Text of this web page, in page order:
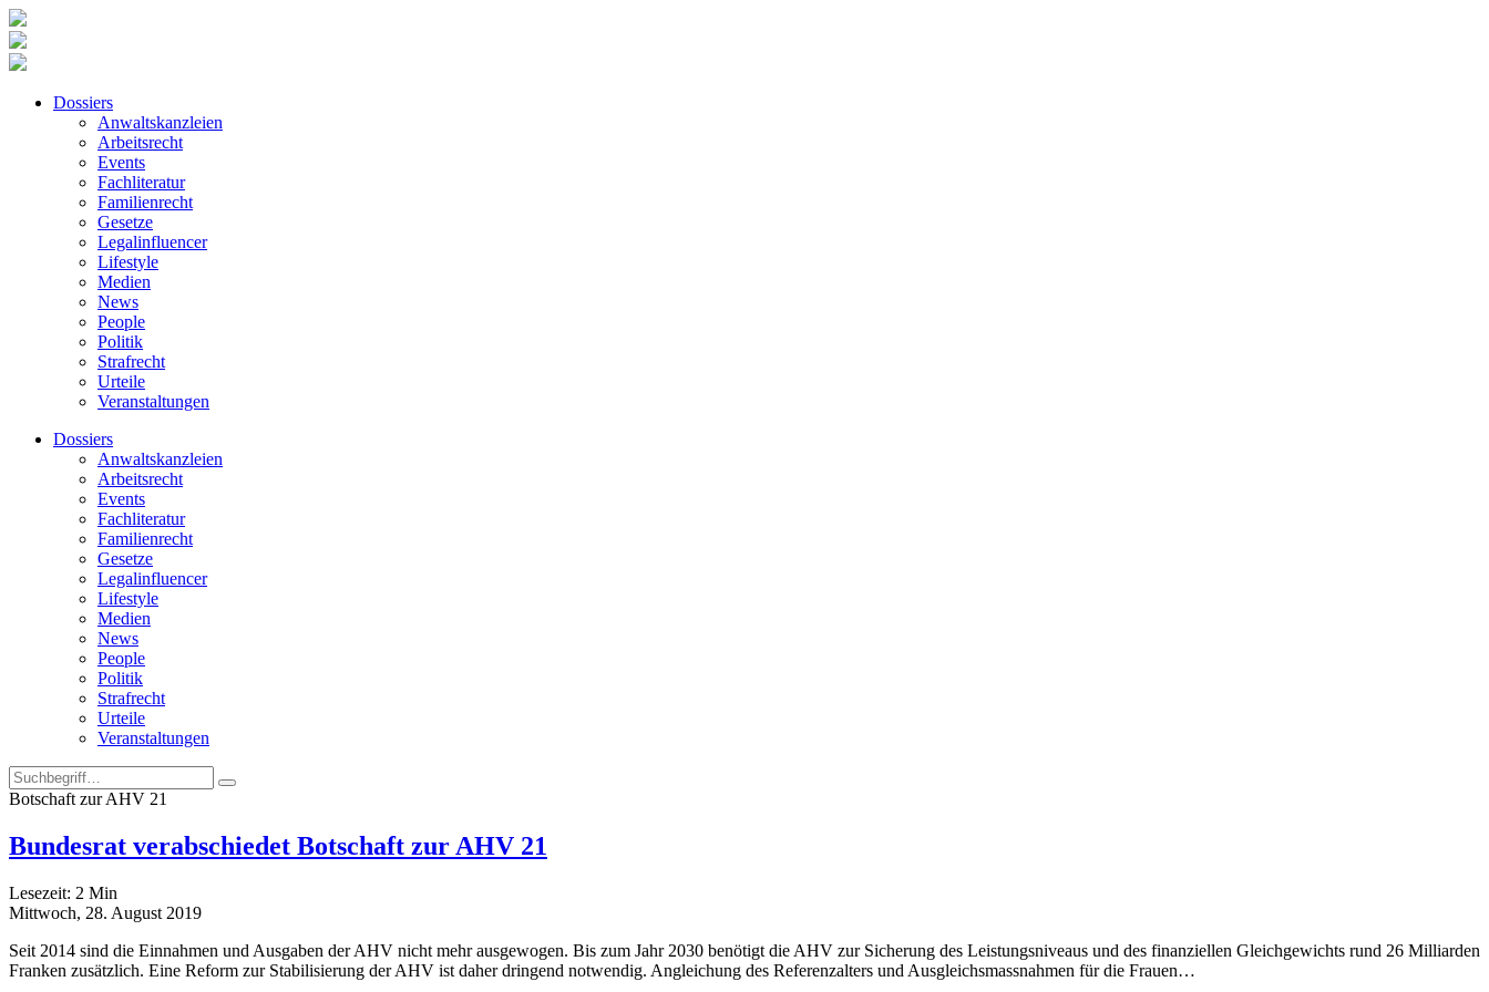
Dossiers
Anwaltskanzleien
Arbeitsrecht
Events
Fachliteratur
Familienrecht
Gesetze
Legalinfluencer
Lifestyle
Medien
News
People
Politik
Strafrecht
Urteile
Veranstaltungen
Dossiers
Anwaltskanzleien
Arbeitsrecht
Events
Fachliteratur
Familienrecht
Gesetze
Legalinfluencer
Lifestyle
Medien
News
People
Politik
Strafrecht
Urteile
Veranstaltungen
Botschaft zur AHV 21
Bundesrat verabschiedet Botschaft zur AHV 21
Lesezeit: 2 Min
Mittwoch, 28. August 2019
Seit 2014 sind die Einnahmen und Ausgaben der AHV nicht mehr ausgewogen. Bis zum Jahr 2030 benötigt die AHV zur Sicherung des Leistungsniveaus und des finanziellen Gleichgewichts rund 26 Milliarden
Franken zusätzlich. Eine Reform zur Stabilisierung der AHV ist daher dringend notwendig. Angleichung des Referenzalters und Ausgleichsmassnahmen für die Frauen…